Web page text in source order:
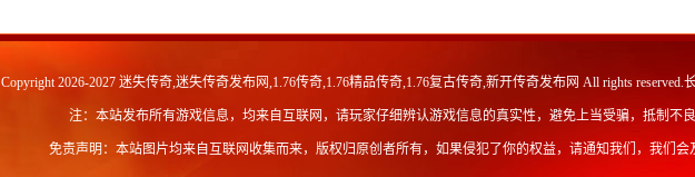
Copyright 2026-2027 迷失传奇,迷失传奇发布网,1.76传奇,1.76精品传奇,1.76复古传奇,新开传奇发布网 All rights reserved.
注：本站发布所有游戏信息，均来自互联网，请玩家仔细辨认游戏信息的真实性，避免上当受骗，抵制不良
免责声明：本站图片均来自互联网收集而来，版权归原创者所有，如果侵犯了你的权益，请通知我们，我们会